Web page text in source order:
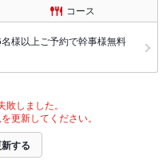
コース
様以上ご予約で幹事様無料
しました。
更新してください。
する